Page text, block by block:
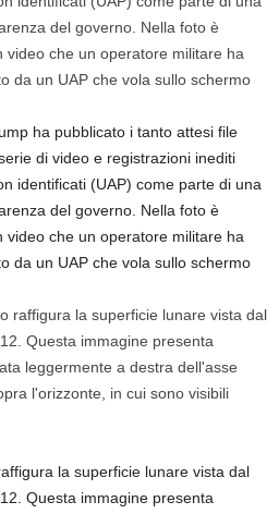
ha pubblicato i tanto attesi file
di video e registrazioni inediti
identificati (UAP) come parte di una
del governo. Nella foto è
video che un operatore militare ha
da un UAP che vola sullo schermo
la superficie lunare vista dal
Questa immagine presenta